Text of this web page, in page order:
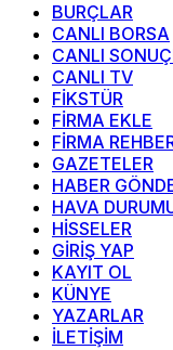
BURÇLAR
CANLI BORSA
CANLI
CANLI TV
FİKSTÜR
FİRMA EKLE
FİRMA
GAZETELER
HABER
HAVA
HİSSELER
GİRİŞ YAP
KAYIT OL
KÜNYE
YAZARLAR
İLETİŞİM